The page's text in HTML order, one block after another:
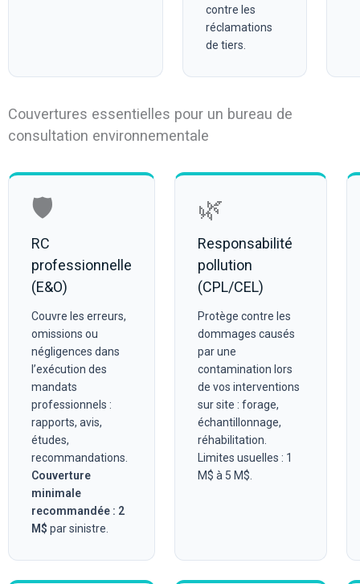
contre les
réclamations
de tiers.
Couvertures essentielles pour un bureau de
consultation environnementale
🛡️
RC
professionnelle
(E&O)
Couvre les erreurs,
omissions ou
négligences dans
l’exécution des
mandats
professionnels :
rapports, avis,
études,
recommandations.
Couverture
minimale
recommandée : 2
M$ par sinistre.
🌿
Responsabilité
pollution
(CPL/CEL)
Protège contre les
dommages causés
par une
contamination lors
de vos interventions
sur site : forage,
échantillonnage,
réhabilitation.
Limites usuelles : 1
M$ à 5 M$.